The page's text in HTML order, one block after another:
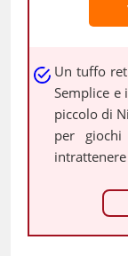
Un tuffo
Semplice e
piccolo di
per